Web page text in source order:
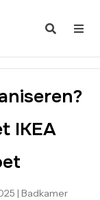
IKEA
| Badkamer